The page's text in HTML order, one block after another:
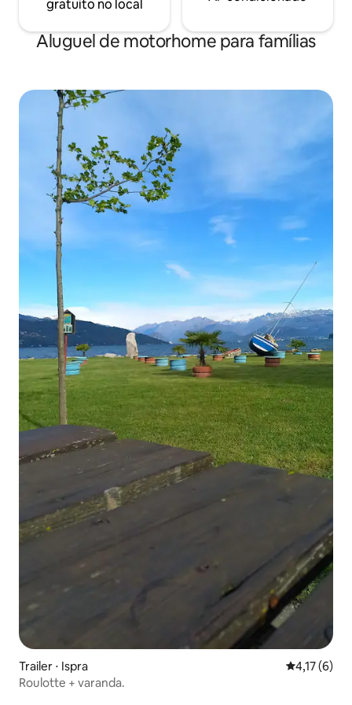
gratuito no local
Aluguel de motorhome para famílias
Trailer ⋅ Ispra 4,17 de
4,17 (6)
Roulotte + varanda.